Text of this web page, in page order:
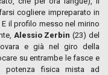
cogliere impreparato in
il profilo messo nel mirino
Alessio Zerbin (23) del
e già nel giro della
su entrambe le fasce e
potenza fisica mista ad